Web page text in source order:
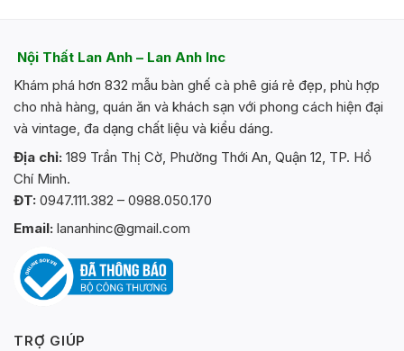
Các
tùy
chọn
có
được
chọn
trên
sản
phẩm
Nội Thất Lan Anh – Lan Anh Inc
Khám phá hơn 832 mẫu bàn ghế cà phê giá rẻ đẹp, phù hợp
cho nhà hàng, quán ăn và khách sạn với phong cách hiện đại
và vintage, đa dạng chất liệu và kiểu dáng.
Địa chỉ: 189 Trần Thị Cờ, Phường Thới An, Quận 12, TP. Hồ
Chí Minh.
ĐT: 0947.111.382 – 0988.050.170
Email: lananhinc@gmail.com
TRỢ GIÚP